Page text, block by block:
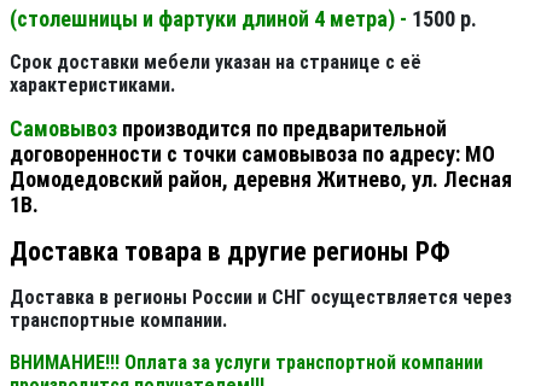
(столешницы и фартуки длиной 4 метра) - 1500 р.
Срок доставки мебели указан на странице с её
характеристиками.
Самовывоз производится по предварительной
договоренности с точки самовывоза по адресу: МО
Домодедовский район, деревня Житнево, ул. Лесная
1В.
Доставка товара в другие регионы РФ
Доставка в регионы России и СНГ осуществляется через
транспортные компании.
ВНИМАНИЕ!!! Оплата за услуги транспортной компании